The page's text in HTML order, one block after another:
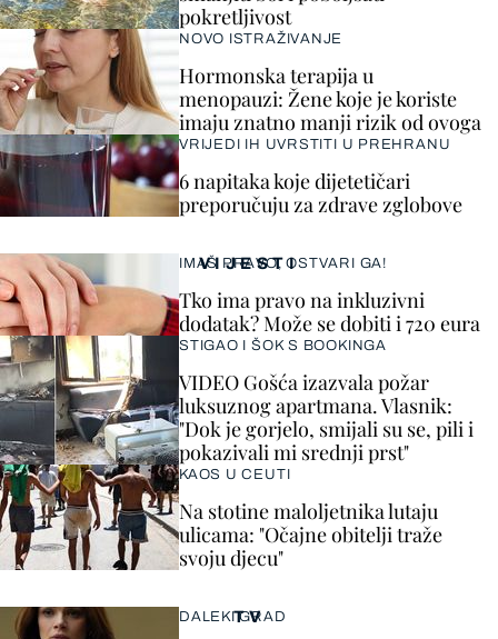
VIJESTI
IMAŠ PRAVO, OSTVARI GA!
Tko ima pravo na inkluzivni
dodatak? Može se dobiti i 720 eura
STIGAO I ŠOK S BOOKINGA
VIDEO Gošća izazvala požar
luksuznog apartmana. Vlasnik:
"Dok je gorjelo, smijali su se, pili i
pokazivali mi srednji prst"
KAOS U CEUTI
Na stotine maloljetnika lutaju
ulicama: "Očajne obitelji traže
svoju djecu"
pokretljivost
NOVO ISTRAŽIVANJE
Hormonska terapija u
menopauzi: Žene koje je koriste
imaju znatno manji rizik od ovoga
VRIJEDI IH UVRSTITI U PREHRANU
6 napitaka koje dijetetičari
preporučuju za zdrave zglobove
TV
DALEKI GRAD